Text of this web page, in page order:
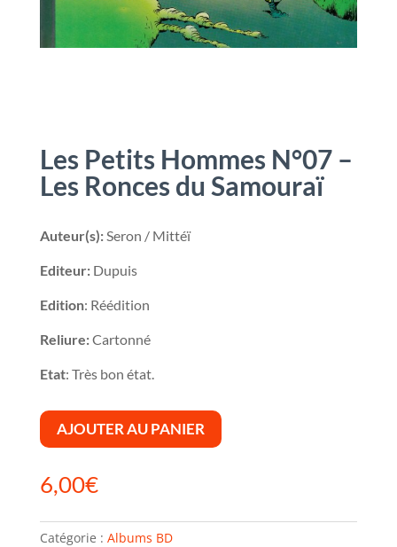
Les Petits Hommes N°07 –
Les Ronces du Samouraï
Auteur(s):Seron / Mittéï
Editeur:Dupuis
Edition: Réédition
Reliure:Cartonné
Etat: Très bon état.
AJOUTER AU PANIER
6,00€
Catégorie : Albums BD